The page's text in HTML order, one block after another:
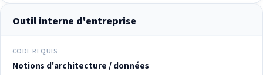
Outil interne d'entreprise
CODE REQUIS
Notions d'architecture / données